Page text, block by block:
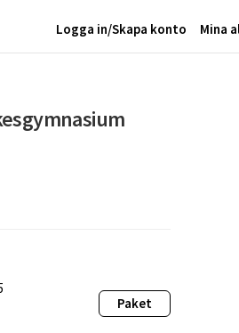
Mina
Logga in/Skapa konto
Paket